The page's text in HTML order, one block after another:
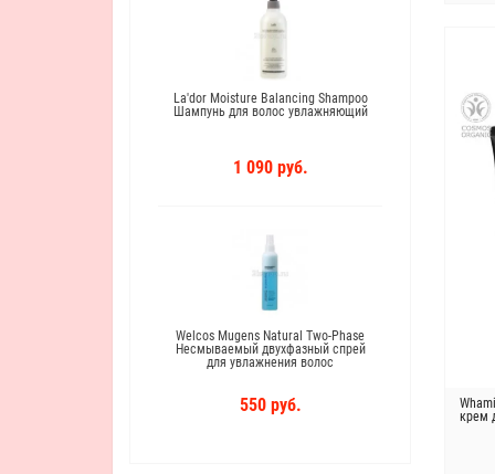
La'dor Moisture Balancing Shampoo
Шампунь для волос увлажняющий
1 090 руб.
Welcos Mugens Natural Two-Phase
Несмываемый двухфазный спрей
для увлажнения волос
550 руб.
крем